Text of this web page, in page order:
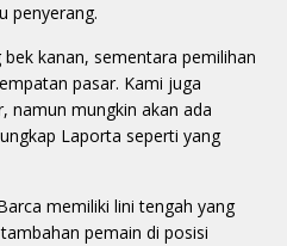
penyerang.
kanan, sementara pemilihan
pasar. Kami juga
namun mungkin akan ada
Laporta seperti yang
memiliki lini tengah yang
pemain di posisi